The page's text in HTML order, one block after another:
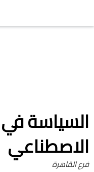
السياسة
الاصطناعي
فرع القاهرة